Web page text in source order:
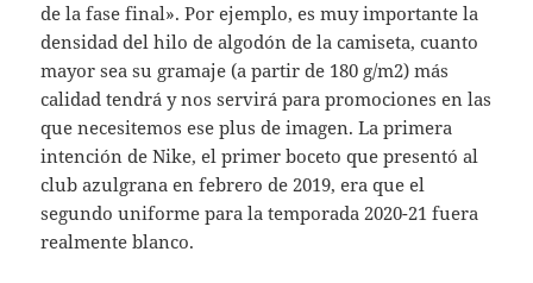
de la fase final». Por ejemplo, es muy importante la
densidad del hilo de algodón de la camiseta, cuanto
mayor sea su gramaje (a partir de 180 g/m2) más
calidad tendrá y nos servirá para promociones en las
que necesitemos ese plus de imagen. La primera
intención de Nike, el primer boceto que presentó al
club azulgrana en febrero de 2019, era que el
segundo uniforme para la temporada 2020-21 fuera
realmente blanco.